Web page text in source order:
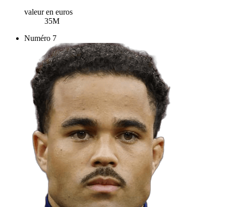
valeur en euros
35M
Numéro 7